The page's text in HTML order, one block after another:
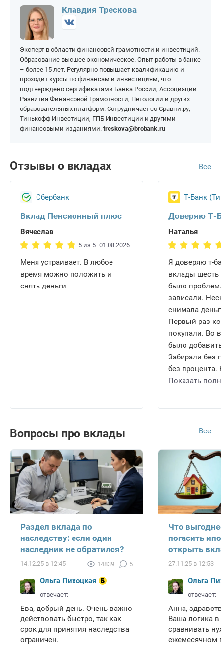
Брянск
Великий Новгород
Владимир
Волгоград
Вологда
Воронеж
Екатеринбург
Иваново
Ижевск
Красноярск
Курск
Липецк
Москва
Мурманск
Набережные Челны
Омск
Пермь
Ростов
Ростов-на-Дону
Клавдия Трескова
Эксперт в области финансовой грамотности и инвестиций.
Образование высшее экономическое. Опыт работы в банке
– более 15 лет. Регулярно повышает квалификацию и
проходит курсы по финансам и инвестициям, что
подтверждено сертификатами Банка России, Ассоциации
Развития Финансовой Грамотности, Нетологии и других
образовательных платформ. Сотрудничает со Сравни.ру,
Тинькофф Инвестиции, ГПБ Инвестиции и другими
финансовыми изданиями. treskova@brobank.ru
Отзывы о вкладах Все
Сбербанк
Вклад Пенсионный плюс
Вячеслав
5 из 5 01.08.2026
Меня устраивает. В любое
время можно положить и
снять деньги
Т-Банк
Доверяю Т-
Наталья
Я доверяю т-
вклады шесть
было
зависали.
снимала
Первый раз
покупали. Во
было
Забирали без
без процента.
Показать
Вопросы про вклады Все
Раздел вклада по
наследству: если один
наследник не обратился?
14.12.25 в 12:45 14839 5
Ольга Пихоцкая
отвечает:
Ева, добрый день. Очень важно
действовать быстро, так как
срок для принятия наследства
ограничен.
Что
погасить
открыть
27.11.25 в 12:53
Ольга
отвечает:
Анна,
Ваша логика
сравнивать
ежемесячном